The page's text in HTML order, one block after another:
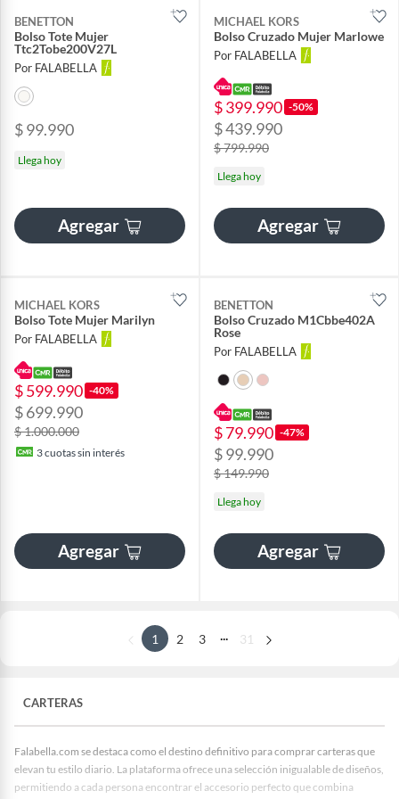
BENETTON
Bolso Tote Mujer
Ttc2Tobe200V27L
Por FALABELLA
$ 99.990
Llega hoy
Agregar
MICHAEL KORS
Bolso Cruzado Mujer Marlowe
Por FALABELLA
$ 399.990 -50%
$ 439.990
$ 799.990
Llega hoy
Agregar
MICHAEL KORS
Bolso Tote Mujer Marilyn
Por FALABELLA
$ 599.990 -40%
$ 699.990
$ 1.000.000
3cuotas sin interés
Agregar
BENETTON
Bolso Cruzado M1Cbbe402A
Rose
Por FALABELLA
$ 79.990 -47%
$ 99.990
$ 149.990
Llega hoy
Agregar
1 2 3 ... 31
CARTERAS
Falabella.com se destaca como el destino definitivo para comprar carteras que
elevan tu estilo diario. La plataforma ofrece una selección inigualable de diseños,
permitiendo a cada persona encontrar el accesorio perfecto que combina